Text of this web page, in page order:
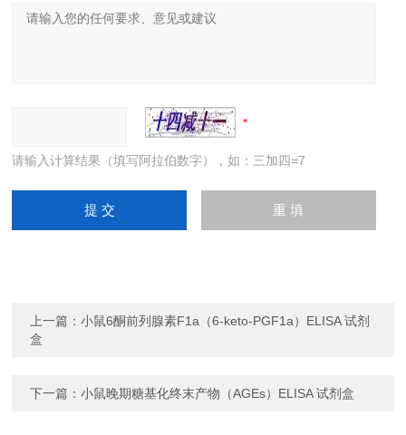
请输入计算结果（填写阿拉伯数字），如：三加四=7
上一篇：小鼠6酮前列腺素F1a（6-keto-PGF1a）ELISA 试剂
盒
下一篇：小鼠晚期糖基化终末产物（AGEs）ELISA 试剂盒